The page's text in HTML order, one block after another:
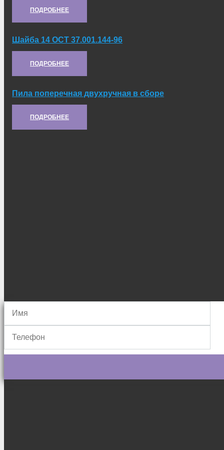
ПОДРОБНЕЕ
Шайба 14 ОСТ 37.001.144-96
Артикул:252016-П29
ПОДРОБНЕЕ
Пила поперечная двухручная в сборе
Артикул:40-3905018
ПОДРОБНЕЕ